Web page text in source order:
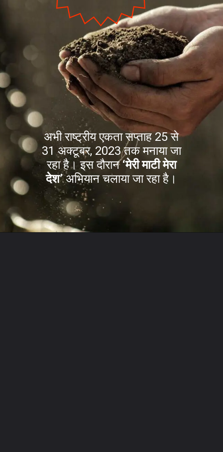
अभी राष्ट्रीय एकता सप्ताह 25 से
31 अक्टूबर, 2023 तक मनाया जा
रहा है। इस दौरान‘मेरी माटी मेरा
देश’अभियान चलाया जा रहा है।